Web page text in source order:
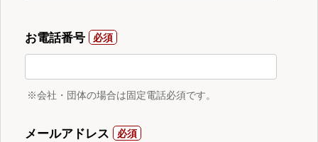
お電話番号
※会社・団体の場合は固定電話必須です。
メールアドレス